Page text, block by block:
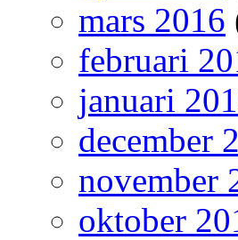
mars 2016
februari
januari
december
november
oktober